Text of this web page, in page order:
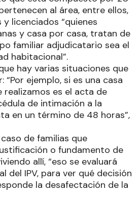
al área, entre ellos,
licenciados “quienes
y casa por casa, tratan de
familiar adjudicatario sea el
habitacional”.
hay varias situaciones que
“Por ejemplo, si es una casa
realizamos es el acta de
de intimación a la
en un término de 48 horas”,
de familias que
o fundamento de
allí, “eso se evaluará
del IPV, para ver qué decisión
la desafectación de la